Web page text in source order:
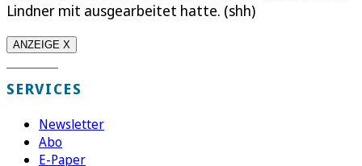
Lindner mit ausgearbeitet hatte. (shh)
ANZEIGE X
SERVICES
Newsletter
Abo
E-Paper